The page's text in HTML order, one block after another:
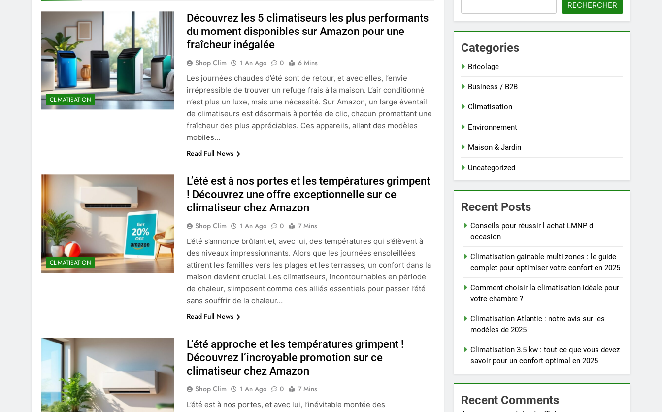
CLIMATISATION
Découvrez les 5 climatiseurs les plus performants
du moment disponibles sur Amazon pour une
fraîcheur inégalée
Shop Clim 1 An Ago 0
6 Mins
Les journées chaudes d’été sont de retour, et avec elles, l’envie
irrépressible de trouver un refuge frais à la maison. L’air conditionné
n’est plus un luxe, mais une nécessité. Sur Amazon, un large éventail
de climatiseurs est désormais à portée de clic, chacun promettant une
fraîcheur des plus appréciables. Ces appareils, allant des modèles
mobiles…
Read Full News
CLIMATISATION
L’été est à nos portes et les températures grimpent
! Découvrez une offre exceptionnelle sur ce
climatiseur chez Amazon
Shop Clim 1 An Ago 0
7 Mins
L’été s’annonce brûlant et, avec lui, des températures qui s’élèvent à
des niveaux impressionnants. Alors que les journées ensoleillées
attirent les familles vers les plages et les terrasses, un confort dans la
maison devient crucial. Les climatiseurs, incontournables en période
de chaleur, s’imposent comme des alliés essentiels pour passer l’été
sans souffrir de la chaleur…
Read Full News
L’été approche et les températures grimpent !
Découvrez l’incroyable promotion sur ce
climatiseur chez Amazon
Shop Clim 1 An Ago 0
7 Mins
L’été est à nos portes, et avec lui, l’inévitable montée des
RECHERCHER
Categories
Bricolage
Business / B2B
Climatisation
Environnement
Maison & Jardin
Uncategorized
Recent Posts
Conseils pour réussir l achat LMNP d
occasion
Climatisation gainable multi zones : le guide
complet pour optimiser votre confort en 2025
Comment choisir la climatisation idéale pour
votre chambre ?
Climatisation Atlantic : notre avis sur les
modèles de 2025
Climatisation 3.5 kw : tout ce que vous devez
savoir pour un confort optimal en 2025
Recent Comments